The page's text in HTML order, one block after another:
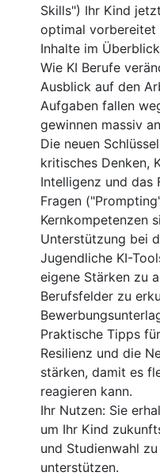
Skills") Ihr Kind
optimal vorbereitet
Inhalte im
Wie KI Berufe
Ausblick auf den
Aufgaben fallen
gewinnen massiv
Die neuen
kritisches Denken,
Intelligenz und das
Fragen
Kernkompetenzen
Unterstützung bei
Jugendliche KI-
eigene Stärken zu
Berufsfelder zu
Praktische Tipps
Resilienz und die
stärken, damit es
reagieren kann.
Ihr Nutzen: Sie
um Ihr Kind
und Studienwahl
unterstützen.